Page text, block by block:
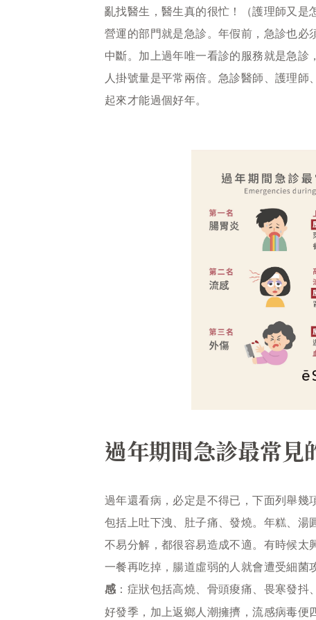
亂找醫生，醫生真的很忙！（護理師又
營運的部門就是急診。年假前，急診也
中斷。加上過年唯一看診的服務就是急
人掛號量是平常兩倍。急診醫師、護理
起來才能過個好年。
過年期間急診最常見
過年還看病，必定是不得已，下面列舉幾
包括上吐下洩、肚子痛、發燒。年糕、
不易分解，都很容易造成不適。有時候
一餐再吃掉，腸道虛弱的人就會遭受細菌
感 ：症狀包括高燒、骨頭痠痛、畏寒發
好發季，加上返鄉人潮擁擠，流感病毒便